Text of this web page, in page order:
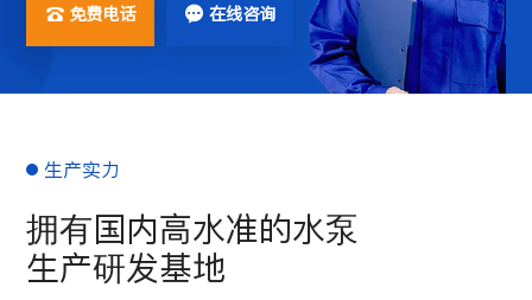
 免费电话  在线咨询
生产实力
拥有国内高水准的水泵
生产研发基地